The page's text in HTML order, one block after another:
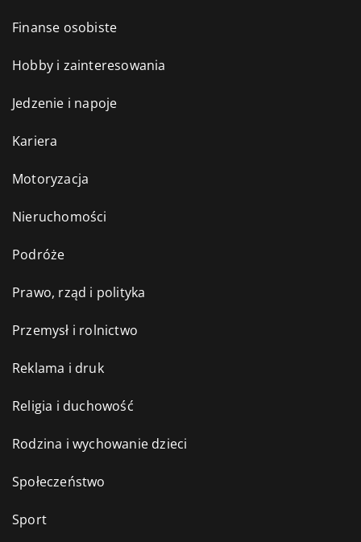
Finanse osobiste
Hobby i zainteresowania
Jedzenie i napoje
Kariera
Motoryzacja
Nieruchomości
Podróże
Prawo, rząd i polityka
Przemysł i rolnictwo
Reklama i druk
Religia i duchowość
Rodzina i wychowanie dzieci
Społeczeństwo
Sport